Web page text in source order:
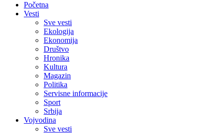
Početna
Vesti
Sve vesti
Ekologija
Ekonomija
Društvo
Hronika
Kultura
Magazin
Politika
Servisne informacije
Sport
Srbija
Vojvodina
Sve vesti